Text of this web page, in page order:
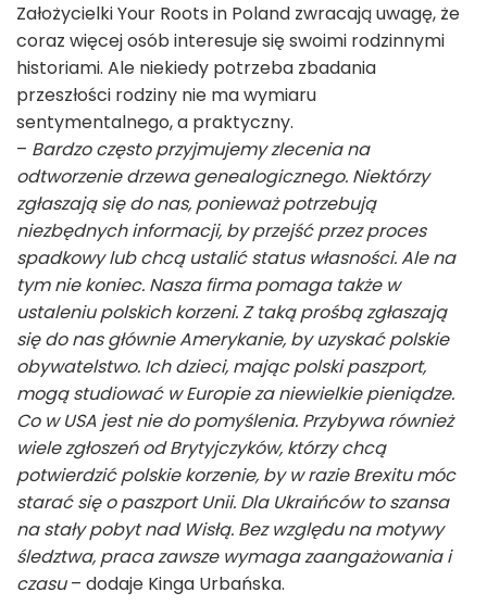
Założycielki Your Roots in Poland zwracają uwagę, że
coraz więcej osób interesuje się swoimi rodzinnymi
historiami. Ale niekiedy potrzeba zbadania
przeszłości rodziny nie ma wymiaru
sentymentalnego, a praktyczny.
– Bardzo często przyjmujemy zlecenia na
odtworzenie drzewa genealogicznego. Niektórzy
zgłaszają się do nas, ponieważ potrzebują
niezbędnych informacji, by przejść przez proces
spadkowy lub chcą ustalić status własności. Ale na
tym nie koniec. Nasza firma pomaga także w
ustaleniu polskich korzeni. Z taką prośbą zgłaszają
się do nas głównie Amerykanie, by uzyskać polskie
obywatelstwo. Ich dzieci, mając polski paszport,
mogą studiować w Europie za niewielkie pieniądze.
Co w USA jest nie do pomyślenia. Przybywa również
wiele zgłoszeń od Brytyjczyków, którzy chcą
potwierdzić polskie korzenie, by w razie Brexitu móc
starać się o paszport Unii. Dla Ukraińców to szansa
na stały pobyt nad Wisłą. Bez względu na motywy
śledztwa, praca zawsze wymaga zaangażowania i
czasu– dodaje Kinga Urbańska.